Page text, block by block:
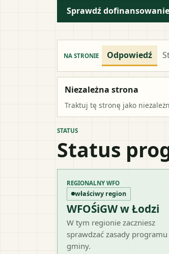
Sprawdź dofinansowanie
NA STRONIE Odpowiedź
Niezależna strona
Traktuj tę stronę jako
STATUS
Status
REGIONALNY WFO
właściwy region
WFOŚiGW w Łodzi
W tym regionie zaczniesz
sprawdzać zasady programu
gminy.